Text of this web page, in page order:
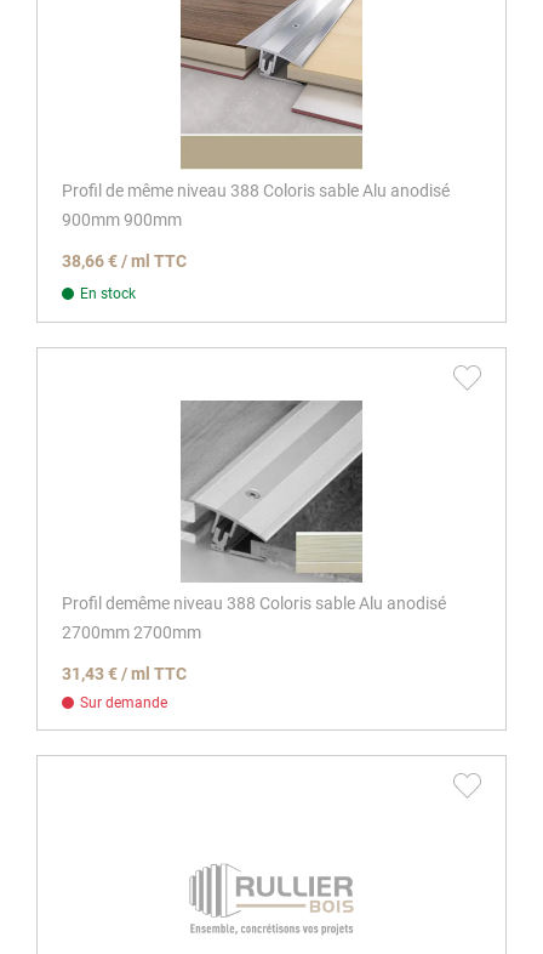
Profil de même niveau 388 Coloris sable Alu anodisé
900mm 900mm
38,66 € / ml TTC
En stock
Profil demême niveau 388 Coloris sable Alu anodisé
2700mm 2700mm
31,43 € / ml TTC
Sur demande